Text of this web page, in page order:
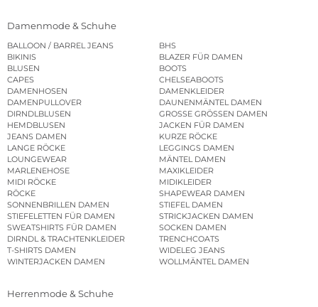
Damenmode & Schuhe
BALLOON / BARREL JEANS
BHS
BIKINIS
BLAZER FÜR DAMEN
BLUSEN
BOOTS
CAPES
CHELSEABOOTS
DAMENHOSEN
DAMENKLEIDER
DAMENPULLOVER
DAUNENMÄNTEL DAMEN
DIRNDLBLUSEN
GROSSE GRÖSSEN DAMEN
HEMDBLUSEN
JACKEN FÜR DAMEN
JEANS DAMEN
KURZE RÖCKE
LANGE RÖCKE
LEGGINGS DAMEN
LOUNGEWEAR
MÄNTEL DAMEN
MARLENEHOSE
MAXIKLEIDER
MIDI RÖCKE
MIDIKLEIDER
RÖCKE
SHAPEWEAR DAMEN
SONNENBRILLEN DAMEN
STIEFEL DAMEN
STIEFELETTEN FÜR DAMEN
STRICKJACKEN DAMEN
SWEATSHIRTS FÜR DAMEN
SOCKEN DAMEN
DIRNDL & TRACHTENKLEIDER
TRENCHCOATS
T-SHIRTS DAMEN
WIDELEG JEANS
WINTERJACKEN DAMEN
WOLLMÄNTEL DAMEN
Herrenmode & Schuhe